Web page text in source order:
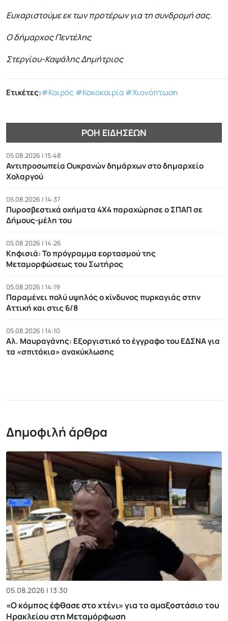
Ευχαριστούμε εκ των προτέρων για τη συνδρομή σας.
Ο δήμαρχος Πεντέλης
Στεργίου-Καψάλης Δημήτριος
Ετικέτες:#Καιρός #Κακοκαιρία#Χιονόπτωση
ΡΟΉ ΕΙΔΉΣΕΩΝ
05.08.2026 | 15:48
Αντιπροσωπεία Ουκρανών δημάρχων στο δημαρχείο
Χολαργού
05.08.2026 | 14:37
Πυροσβεστικά οχήματα 4Χ4 παραχώρησε ο ΣΠΑΠ σε
Δήμους-μέλη του
05.08.2026 | 14:26
Κηφισιά: Το πρόγραμμα εορτασμού της
Μεταμορφώσεως του Σωτήρος
05.08.2026 | 14:19
Παραμένει πολύ υψηλός ο κίνδυνος πυρκαγιάς στην
Αττική και στις 6/8
05.08.2026 | 14:10
Αλ. Μαυραγάνης: Εξοργιστικό το έγγραφο του ΕΔΣΝΑ για
τα «σπιτάκια» ανακύκλωσης
Δημοφιλή άρθρα
05.08.2026 | 13:30
«Ο κόμπος έφθασε στο χτένι» για το αμαξοστάσιο του
Ηρακλείου στη Μεταμόρφωση